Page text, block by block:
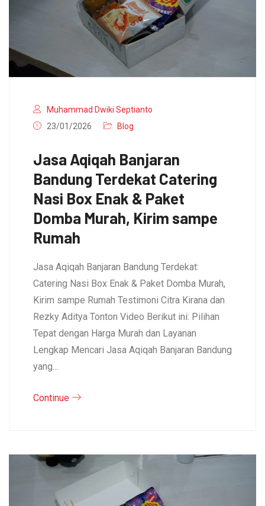
Muhammad Dwiki Septianto
23/01/2026
Blog
Jasa Aqiqah Banjaran
Bandung Terdekat Catering
Nasi Box Enak & Paket
Domba Murah, Kirim sampe
Rumah
Jasa Aqiqah Banjaran Bandung Terdekat:
Catering Nasi Box Enak & Paket Domba Murah,
Kirim sampe Rumah Testimoni Citra Kirana dan
Rezky Aditya Tonton Video Berikut ini: Pilihan
Tepat dengan Harga Murah dan Layanan
Lengkap Mencari Jasa Aqiqah Banjaran Bandung
yang…
Continue